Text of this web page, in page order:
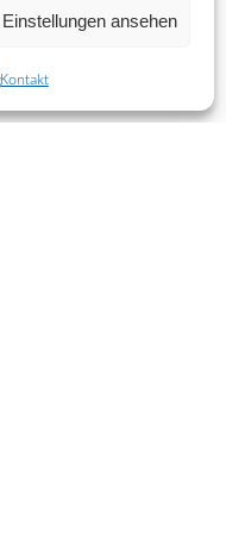
Einstellungen ansehen
Kontakt